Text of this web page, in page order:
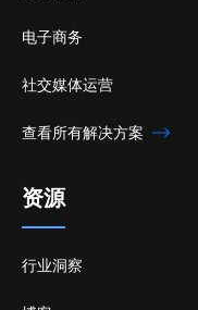
电子商务
社交媒体运营
查看所有解决方案
资源
行业洞察